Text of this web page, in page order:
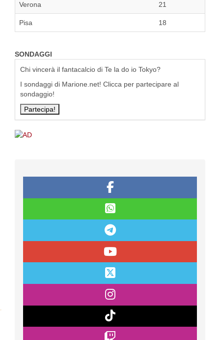
Verona 21
Pisa 18
SONDAGGI
Chi vincerà il fantacalcio di Te la do io Tokyo?
I sondaggi di Marione.net! Clicca per partecipare al
sondaggio!